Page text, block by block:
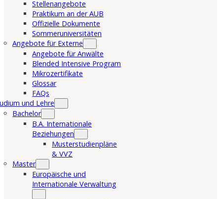
Stellenangebote
Praktikum an der AUB
Offizielle Dokumente
Sommeruniversitäten
Angebote für Externe
Angebote für Anwälte
Blended Intensive Program
Mikrozertifikate
Glossar
FAQs
und Lehre
Bachelor
B.A. Internationale
Beziehungen
Musterstudienpläne
& VVZ
Master
Europäische und
Internationale Verwaltung